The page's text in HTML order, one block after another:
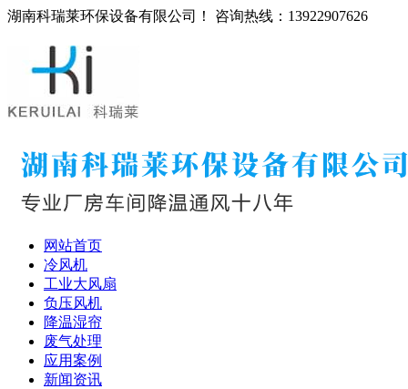
湖南科瑞莱环保设备有限公司！ 咨询热线：13922907626
网站首页
冷风机
工业大风扇
负压风机
降温湿帘
废气处理
应用案例
新闻资讯